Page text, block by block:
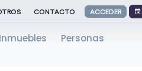
CONTACTO ACCEDER
Inmuebles
Personas